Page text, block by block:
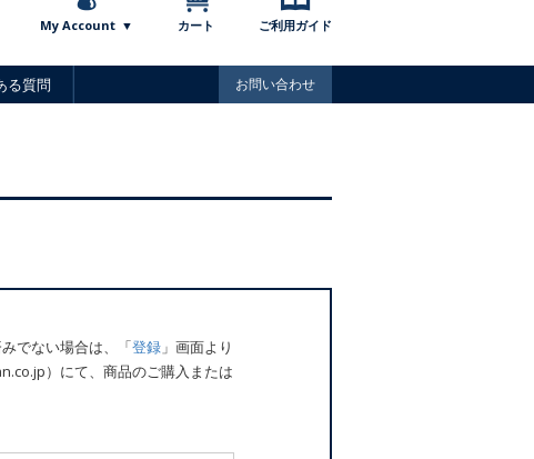
My Account カート ご利用ガイド
る質問 お問い合わせ
でない場合は、「登録 」画面より
）にて、商品のご購入または